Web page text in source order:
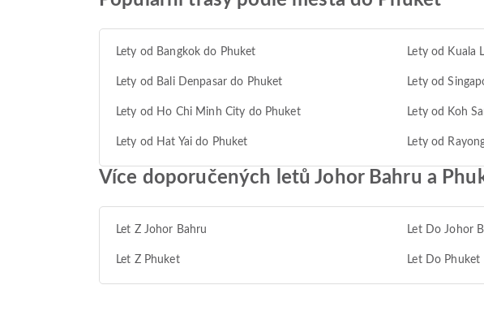
Lety od Bangkok do Phuket Lety od Kuala
Lety od Bali Denpasar do Phuket Lety od
Lety od Ho Chi Minh City do Phuket Lety od Koh
Lety od Hat Yai do Phuket Lety od
Více doporučených letů Johor Bahru a
Let Z Johor Bahru
Let Z Phuket
Let Do Johor
Let Do Phuket